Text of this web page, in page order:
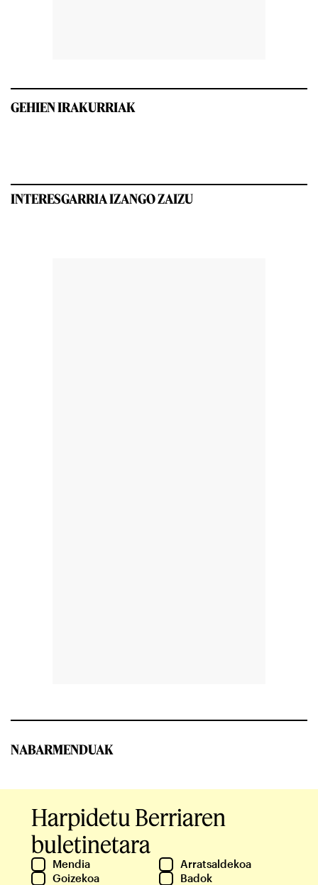
GEHIEN IRAKURRIAK
INTERESGARRIA IZANGO ZAIZU
NABARMENDUAK
Harpidetu Berriaren
buletinetara
Mendia
Arratsaldekoa
Goizekoa
Badok